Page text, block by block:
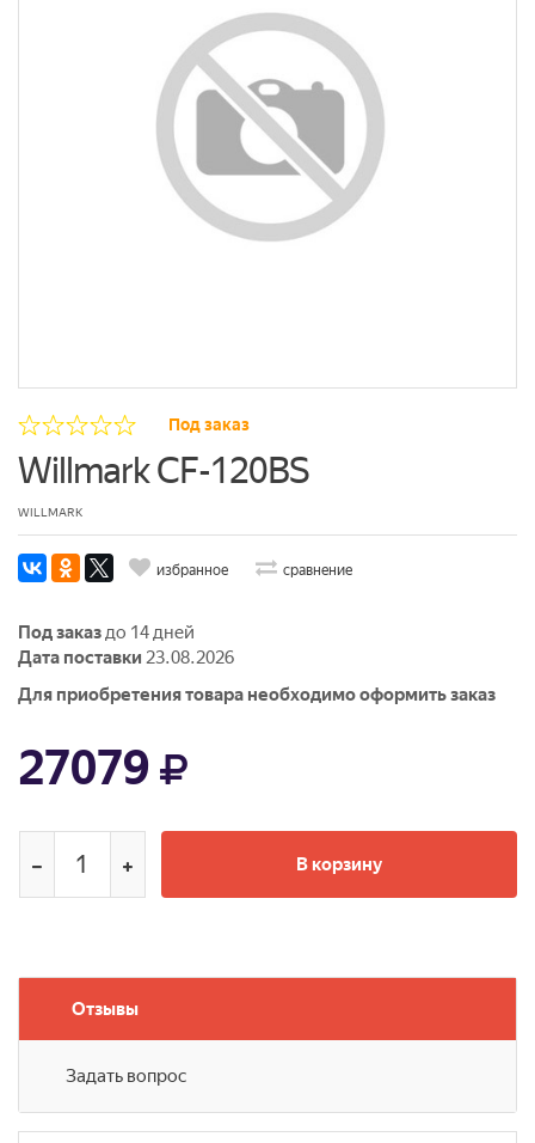
Под заказ
Willmark CF-120BS
WILLMARK
избранное сравнение
Под заказдо 14 дней
Дата поставки 23.08.2026
Для приобретения товара необходимо оформить заказ
27079
В корзину
Отзывы
Задать вопрос